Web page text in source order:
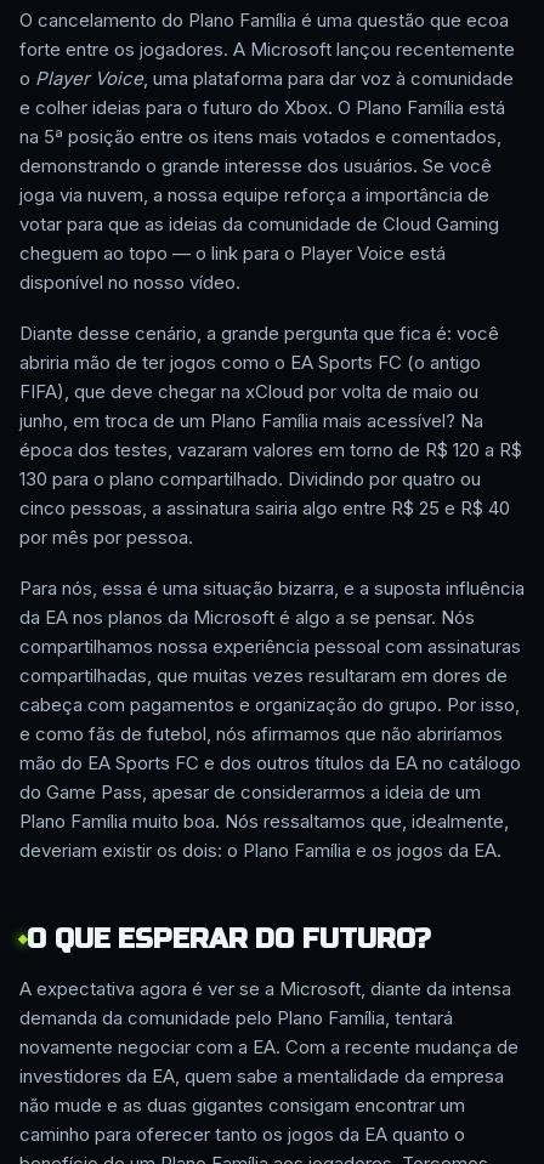
O cancelamento do Plano Família é uma questão que ecoa
forte entre os jogadores. A Microsoft lançou recentemente
o Player Voice, uma plataforma para dar voz à comunidade
e colher ideias para o futuro do Xbox. O Plano Família está
na 5ª posição entre os itens mais votados e comentados,
demonstrando o grande interesse dos usuários. Se você
joga via nuvem, a nossa equipe reforça a importância de
votar para que as ideias da comunidade de Cloud Gaming
cheguem ao topo — o link para o Player Voice está
disponível no nosso vídeo.
Diante desse cenário, a grande pergunta que fica é: você
abriria mão de ter jogos como o EA Sports FC (o antigo
FIFA), que deve chegar na xCloud por volta de maio ou
junho, em troca de um Plano Família mais acessível? Na
época dos testes, vazaram valores em torno de R$ 120 a R$
130 para o plano compartilhado. Dividindo por quatro ou
cinco pessoas, a assinatura sairia algo entre R$ 25 e R$ 40
por mês por pessoa.
Para nós, essa é uma situação bizarra, e a suposta influência
da EA nos planos da Microsoft é algo a se pensar. Nós
compartilhamos nossa experiência pessoal com assinaturas
compartilhadas, que muitas vezes resultaram em dores de
cabeça com pagamentos e organização do grupo. Por isso,
e como fãs de futebol, nós afirmamos que não abriríamos
mão do EA Sports FC e dos outros títulos da EA no catálogo
do Game Pass, apesar de considerarmos a ideia de um
Plano Família muito boa. Nós ressaltamos que, idealmente,
deveriam existir os dois: o Plano Família e os jogos da EA.
O QUE ESPERAR DO FUTURO?
A expectativa agora é ver se a Microsoft, diante da intensa
demanda da comunidade pelo Plano Família, tentará
novamente negociar com a EA. Com a recente mudança de
investidores da EA, quem sabe a mentalidade da empresa
não mude e as duas gigantes consigam encontrar um
caminho para oferecer tanto os jogos da EA quanto o